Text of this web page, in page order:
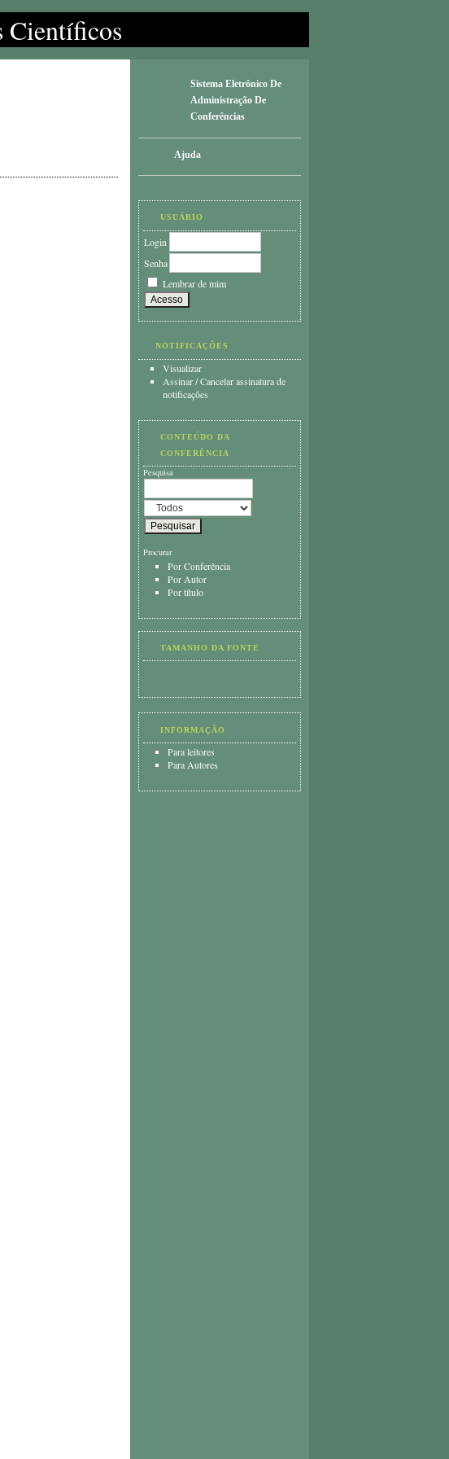
Científicos
Sistema Eletrônico De
Administração De
Conferências
Ajuda
USUÁRIO
Login
Senha
Lembrar de mim
NOTIFICAÇÕES
Visualizar
Assinar/Cancelar assinatura de
notificações
CONTEÚDO DA
CONFERÊNCIA
Pesquisa
Procurar
Por Conferência
Por Autor
Por título
TAMANHO DA FONTE
INFORMAÇÃO
Para leitores
Para Autores